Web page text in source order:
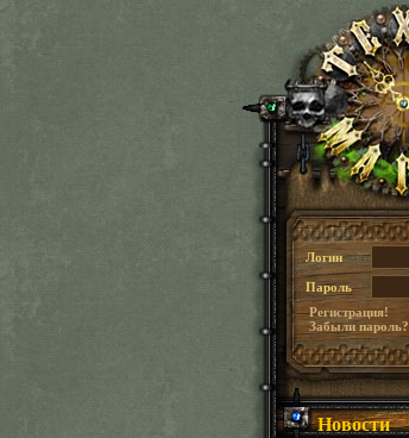
Логин
Пароль
Регистрация!
Забыли пароль?
Новости